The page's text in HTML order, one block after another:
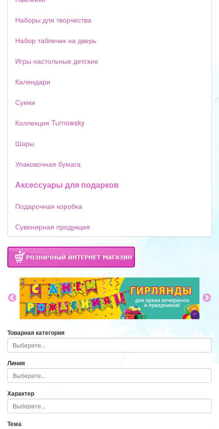
Наборы для творчества
Набор табличек на дверь
Игры настольные детские
Календари
Сумки
Коллекция Turnowsky
Шары
Упаковочная бумага
Аксессуары для подарков
Подарочная коробка
Сувенирная продукция
Товарная категория
Линия
Характер
Тема